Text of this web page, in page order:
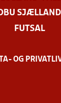
DBU SJÆLLAND
FUTSAL
OG